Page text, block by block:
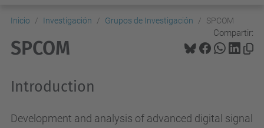
Inicio Investigación Grupos de Investigación SPCOM
Compartir:
SPCOM
Introduction
Development and analysis of advanced digital signal